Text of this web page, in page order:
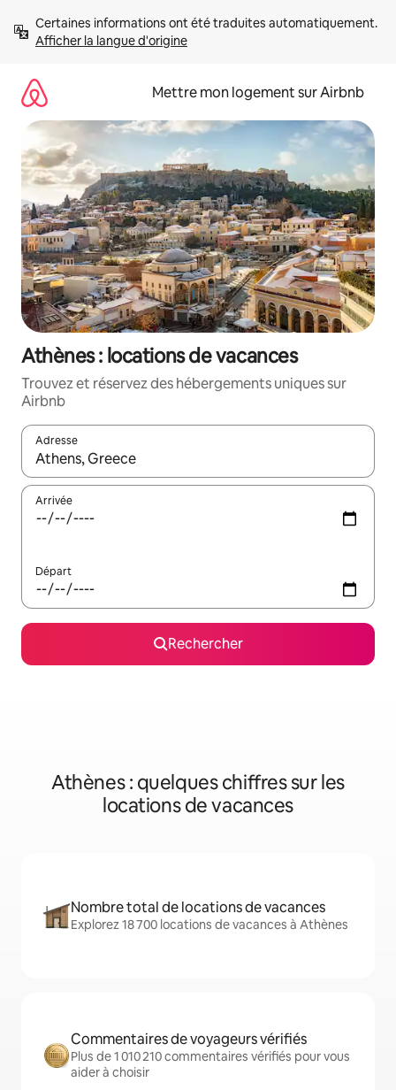
directement
Afficher la langue d'origine
Mettre mon logement sur Airbnb
Athènes : locations de vacances
Trouvez et réservez des hébergements uniques sur
Airbnb
Adresse
Lorsque les résultats s'affichent, utilisez les flèches vers le
Arrivée
Départ
Rechercher
Athènes : quelques chiffres sur les
locations de vacances
Nombre total de locations de vacances
Explorez 18 700 locations de vacances à Athènes
Commentaires de voyageurs vérifiés
Plus de 1 010 210 commentaires vérifiés pour vous
aider à choisir